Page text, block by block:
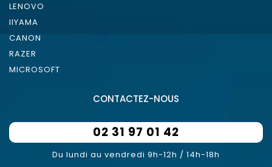
LENOVO
IIYAMA
CANON
RAZER
MICROSOFT
CONTACTEZ-NOUS
02 31 97 01 42
Du lundi au vendredi 9h-12h / 14h-18h